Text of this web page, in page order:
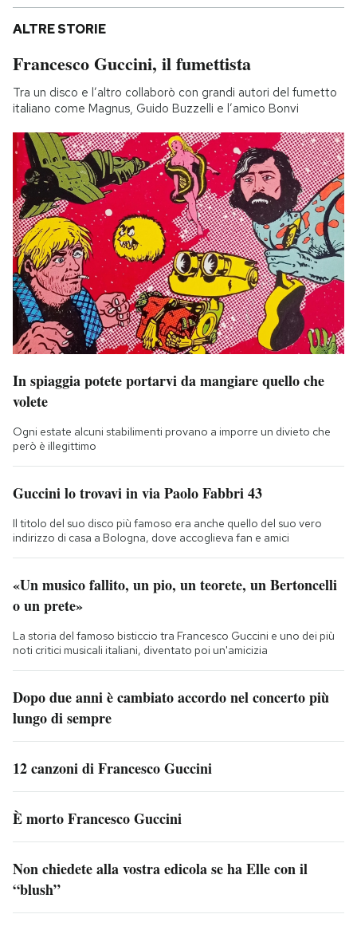
ALTRE STORIE
Francesco Guccini, il fumettista
Tra un disco e l’altro collaborò con grandi autori del fumetto
italiano come Magnus, Guido Buzzelli e l’amico Bonvi
In spiaggia potete portarvi da mangiare quello che
volete
Ogni estate alcuni stabilimenti provano a imporre un divieto che
però è illegittimo
Guccini lo trovavi in via Paolo Fabbri 43
Il titolo del suo disco più famoso era anche quello del suo vero
indirizzo di casa a Bologna, dove accoglieva fan e amici
«Un musico fallito, un pio, un teorete, un Bertoncelli
o un prete»
La storia del famoso bisticcio tra Francesco Guccini e uno dei più
noti critici musicali italiani, diventato poi un'amicizia
Dopo due anni è cambiato accordo nel concerto più
lungo di sempre
12 canzoni di Francesco Guccini
È morto Francesco Guccini
Non chiedete alla vostra edicola se ha Elle con il
“blush”